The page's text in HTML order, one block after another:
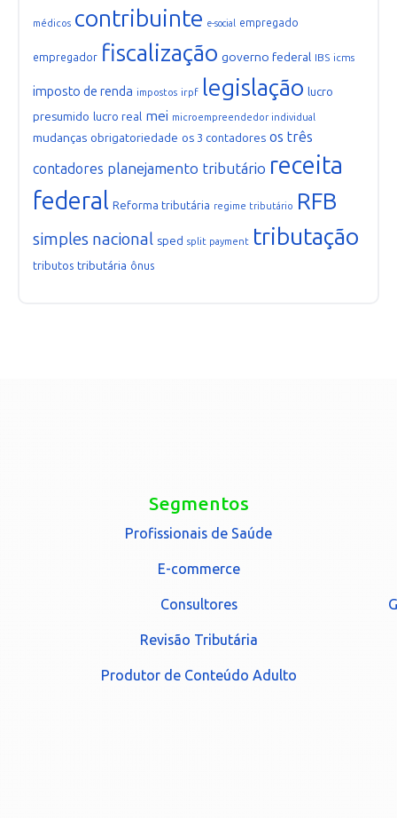
médicos contribuinte e-social empregado
empregador fiscalização governo federal IBS icms
imposto de renda impostos irpf legislação lucro
presumido lucro real mei microempreendedor individual
mudanças obrigatoriedade os 3 contadores os três
contadores planejamento tributário receita
federal Reforma tributária regime tributário RFB
simples nacional sped split payment tributação
tributos tributária ônus
Segmentos
Profissionais de Saúde
E-commerce
Consultores
Revisão Tributária
Produtor de Conteúdo Adulto